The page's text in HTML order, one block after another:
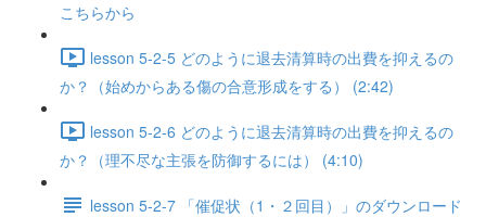
こちらから
lesson 5-2-5 どのように退去清算時の出費を抑えるの
か？（始めからある傷の合意形成をする） (2:42)
lesson 5-2-6 どのように退去清算時の出費を抑えるの
か？（理不尽な主張を防御するには） (4:10)
lesson 5-2-7 「催促状（1・２回目）」のダウンロード